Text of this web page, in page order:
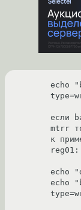
echo
если
mtrr
к
echo
echo